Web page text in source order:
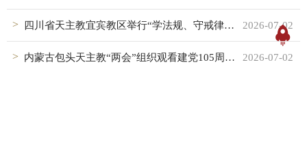
2026-07-02
四川省天主教宜宾教区举行“学法规、守戒律、重修为、树形象”教育活动总结会暨江安县天主堂调研通报会
2026-07-02
内蒙古包头天主教“两会”组织观看建党105周年大会